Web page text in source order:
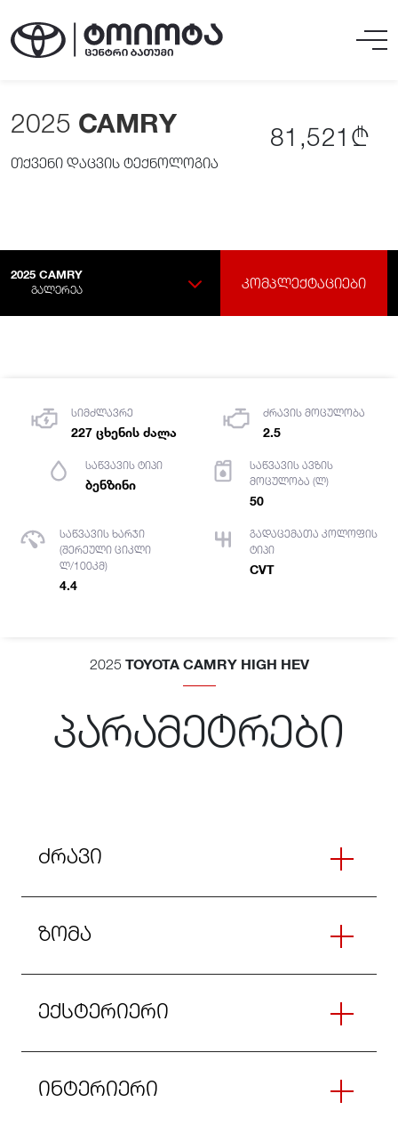
2025 CAMRY
თქვენი დაცვის ტექნოლოგია
81,521₾
2025 CAMRY
ᲒᲐᲚᲔᲠᲔᲐ
ᲙᲝᲛᲞᲚᲔᲥᲢᲐᲪᲘᲔᲑᲘ
სიმძლავრე
227 ცხენის ძალა
ძრავის მოცულობა
2.5
საწვავის ტიპი
ბენზინი
საწვავის ავზის
მოცულობა (ლ)
50
საწვავის ხარჯი
(შერეული ციკლი
ლ/100კმ)
4.4
გადაცემათა კოლოფის
ტიპი
CVT
2025 TOYOTA CAMRY HIGH HEV
პარამეტრები
ძრავი
ზომა
ექსტერიერი
ინტერიერი